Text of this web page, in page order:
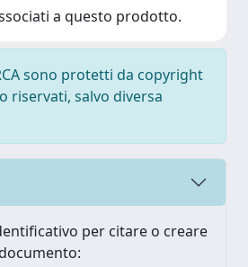
a questo prodotto.
sono protetti da copyright
riservati, salvo diversa
per citare o creare